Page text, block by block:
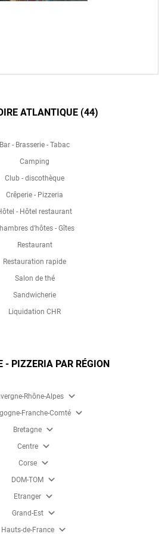
ATLANTIQUE (44)
Bar - Brasserie - Tabac
Camping
Club - discothèque
Crêperie - Pizzeria
- Hôtel restaurant
d'hôtes - Gîtes
Restaurant
Restauration rapide
Salon de thé
Sandwicherie
Liquidation CHR
- PIZZERIA PAR RÉGION
Rhône-Alpes expand_more
Franche-Comté expand_more
Bretagne expand_more
Centre expand_more
Corse expand_more
DOM-TOM expand_more
Etranger expand_more
Grand-Est expand_more
Hauts-de-France expand_more